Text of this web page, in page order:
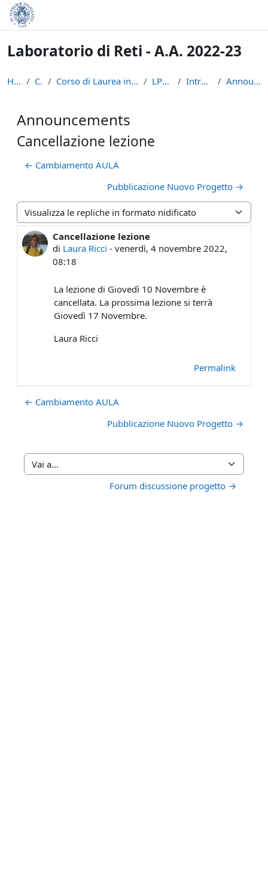
Vai al contenuto principale
Laboratorio di Reti - A.A. 2022-23
Home Corsi Corso di Laurea in Informatica (L-31) LPR-22-23 Introduzione Announcements
Announcements
Cancellazione lezione
← Cambiamento AULA
Pubblicazione Nuovo Progetto →
Modalità visualizzazione
Cancellazione lezione
di Laura Ricci -venerdì, 4 novembre 2022,
08:18
Numero di risposte: 0
La lezione di Giovedì 10 Novembre è
cancellata. La prossima lezione si terrà
Giovedì 17 Novembre.
Laura Ricci
Permalink
← Cambiamento AULA
Pubblicazione Nuovo Progetto →
Vai a...
Forum discussione progetto →